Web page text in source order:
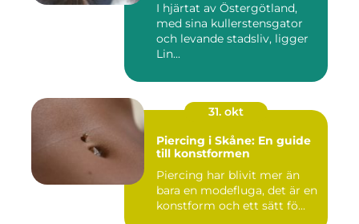
I hjärtat av Östergötland,
med sina kullerstensgator
och levande stadsliv, ligger
Lin...
31. okt
Piercing i Skåne: En guide
till konstformen
Piercing har blivit mer än
bara en modefluga, det är en
konstform och ett sätt fö...